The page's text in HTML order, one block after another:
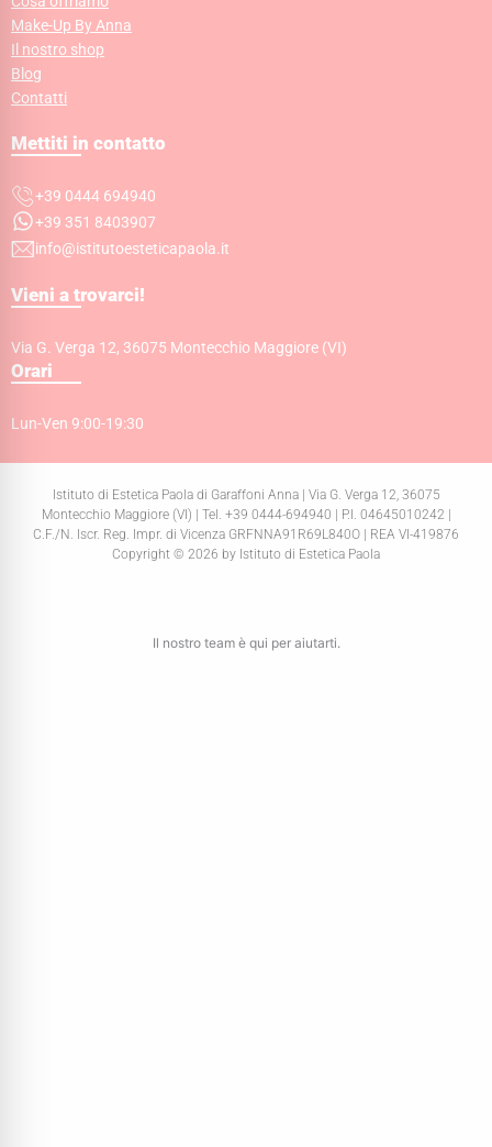
Make-Up By Anna
Il nostro shop
Blog
Contatti
Mettiti in contatto
+39 0444 694940
+39 351 8403907
info@istitutoesteticapaola.it
Vieni a trovarci!
Via G. Verga 12, 36075 Montecchio Maggiore (VI)
Orari
Lun-Ven 9:00-19:30
Istituto di Estetica Paola di Garaffoni Anna | Via G. Verga 12, 36075
Montecchio Maggiore (VI) | Tel. +39 0444-694940 | P.I. 04645010242 |
C.F./N. Iscr. Reg. Impr. di Vicenza GRFNNA91R69L840O | REA VI-419876
Copyright © 2026 by Istituto di Estetica Paola
Il nostro team è qui per aiutarti.